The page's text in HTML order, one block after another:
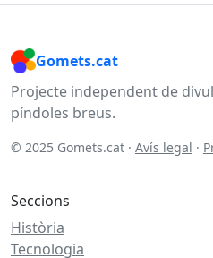
Gomets.cat
Projecte independent de
píndoles breus.
© 2025 Gomets.cat · Avís legal ·
Seccions
Història
Tecnologia